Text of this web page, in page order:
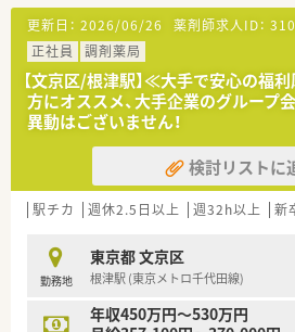
【法人特徴について】
■全国に350店舗以上の多彩な形態
イム上場企業で、安定した経営基盤
■「座りカウンター」を導入し、患者
指導と薬剤師の身体的負担軽減の
ます。
■在宅医療には25年前から注力して
富な実績とノウハウを活かした地域
【求人情報について】
■管理薬剤師候補として年収570万
■年間休日は120日以上を確保して
を重視しながら正社員として長期的
■認定薬剤師の取得支援制度や豊富
れており、働きながら専門性を高め
更新日： 2026/06/26 薬剤師求人ID：
正社員
調剤薬局
【文京区/根津駅】≪大手で安心の福
方にオススメ、大手企業のグループ
異動はございません！
検討リストに
駅チカ 週休2.5日以上 週32h以上 新
勤務地
東京都 文京区
根津駅 (東京メトロ千代田線)
年収450万円～530万円